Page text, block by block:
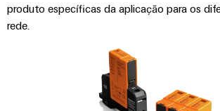
produto específicas da aplicação para os
rede.